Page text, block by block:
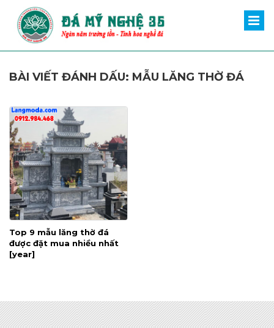
BÀI VIẾT ĐÁNH DẤU: MẪU LĂNG THỜ ĐÁ
Top 9 mẫu lăng thờ đá
được đặt mua nhiều nhất
[year]